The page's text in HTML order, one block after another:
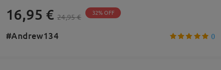
16,95 € 24,95 € 32% OFF
#Andrew134 0